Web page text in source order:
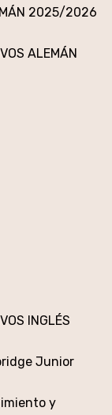
2025/2026
ALEMÁN
INGLÉS
Junior
y